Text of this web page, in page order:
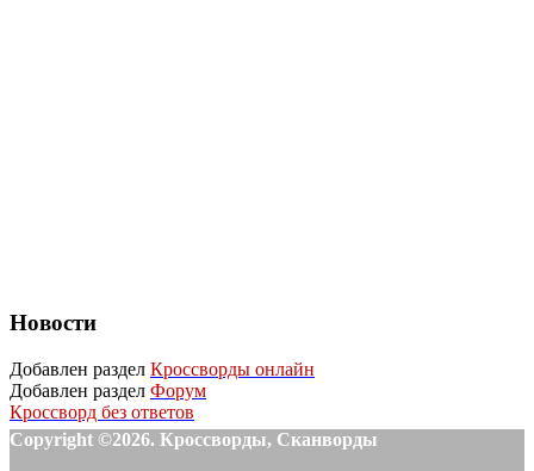
Новости
Добавлен раздел Кроссворды онлайн
Добавлен раздел Форум
Кроссворд без ответов
Copyright ©2026. Кроссворды, Сканворды